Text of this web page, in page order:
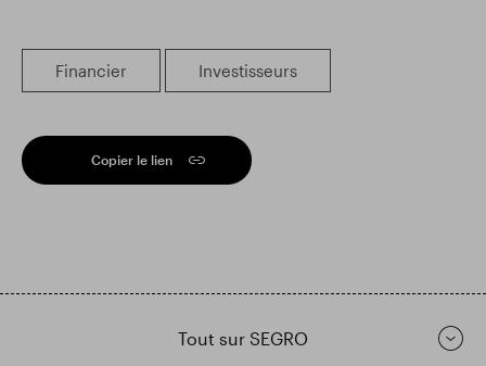
Financier Investisseurs
Copier le lien
Tout sur SEGRO